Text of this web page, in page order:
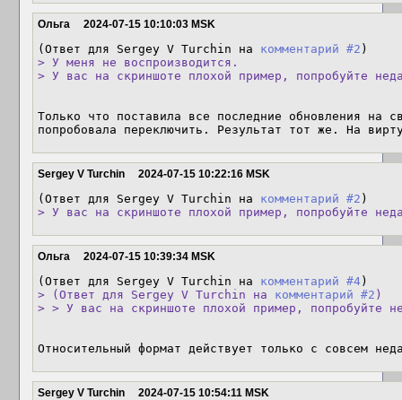
Ольга 2024-07-15 10:10:03 MSK
(Ответ для Sergey V Turchin на комментарий #2
> У меня не воспроизводится.
> У вас на скриншоте плохой пример, попробуйте
Только что поставила все последние обновления на
попробовала переключить. Результат тот же. На
Sergey V Turchin 2024-07-15 10:22:16 MSK
(Ответ для Sergey V Turchin на комментарий #2
> У вас на скриншоте плохой пример, попробуйте
Ольга 2024-07-15 10:39:34 MSK
(Ответ для Sergey V Turchin на комментарий #4
> (Ответ для Sergey V Turchin на комментарий #2 )
> > У вас на скриншоте плохой пример, попробуйте
Относительный формат действует только с совсем
Sergey V Turchin 2024-07-15 10:54:11 MSK